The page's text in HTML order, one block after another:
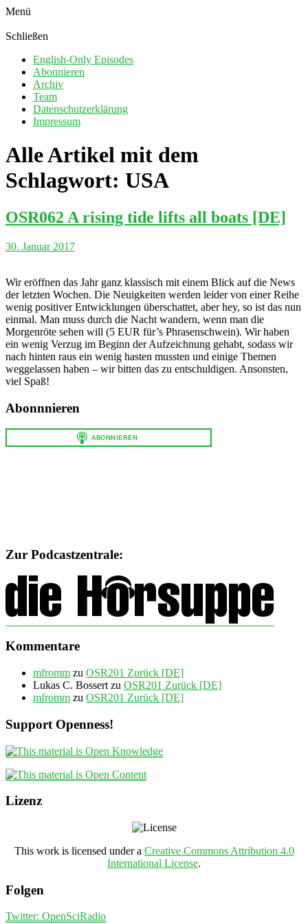
Menü
Schließen
English-Only Episodes
Abonnieren
Archiv
Team
Datenschutzerklärung
Impressum
Alle Artikel mit dem
Schlagwort: USA
OSR062 A rising tide lifts all boats [DE]
30. Januar 2017
Wir eröffnen das Jahr ganz klassisch mit einem Blick auf die News
der letzten Wochen. Die Neuigkeiten werden leider von einer Reihe
wenig positiver Entwicklungen überschattet, aber hey, so ist das nun
einmal. Man muss durch die Nacht wandern, wenn man die
Morgenröte sehen will (5 EUR für’s Phrasenschwein). Wir haben
ein wenig Verzug im Beginn der Aufzeichnung gehabt, sodass wir
nach hinten raus ein wenig hasten mussten und einige Themen
weggelassen haben – wir bitten das zu entschuldigen. Ansonsten,
viel Spaß!
Abonnnieren
Zur Podcastzentrale:
Kommentare
mfromm zu OSR201 Zurück [DE]
Lukas C. Bossert zu OSR201 Zurück [DE]
mfromm zu OSR201 Zurück [DE]
Support Openness!
Lizenz
This work is licensed under a Creative Commons Attribution 4.0
International License.
Folgen
Twitter: OpenSciRadio